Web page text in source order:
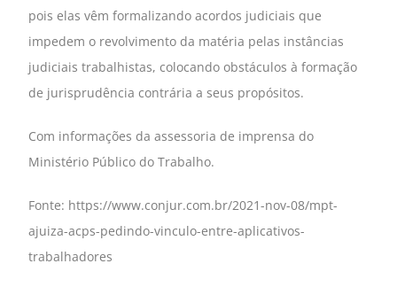
pois elas vêm formalizando acordos judiciais que
impedem o revolvimento da matéria pelas instâncias
judiciais trabalhistas, colocando obstáculos à formação
de jurisprudência contrária a seus propósitos.
Com informações da assessoria de imprensa do
Ministério Público do Trabalho.
Fonte: https://www.conjur.com.br/2021-nov-08/mpt-
ajuiza-acps-pedindo-vinculo-entre-aplicativos-
trabalhadores